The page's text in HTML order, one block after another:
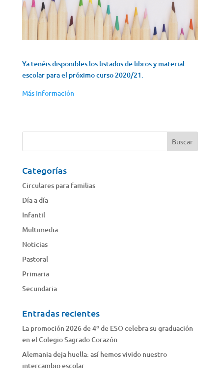
Ya tenéis disponibles los listados de libros y material
escolar para el próximo curso 2020/21.
Más Información
Categorías
Circulares para familias
Día a día
Infantil
Multimedia
Noticias
Pastoral
Primaria
Secundaria
Entradas recientes
La promoción 2026 de 4º de ESO celebra su graduación
en el Colegio Sagrado Corazón
Alemania deja huella: así hemos vivido nuestro
intercambio escolar